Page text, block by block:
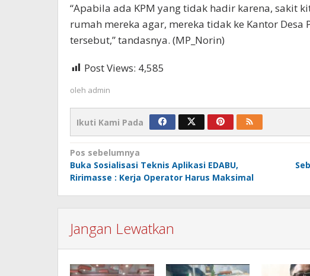
“Apabila ada KPM yang tidak hadir karena, sakit
rumah mereka agar, mereka tidak ke Kantor
tersebut,” tandasnya. (MP_Norin)
Post Views: 4,585
oleh admin
Ikuti Kami Pada
Navigasi
pos
Pos sebelumnya
Buka Sosialisasi Teknis Aplikasi EDABU,
Ririmasse : Kerja Operator Harus Maksimal
Jangan Lewatkan